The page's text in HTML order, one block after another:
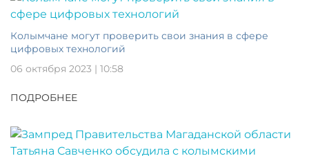
Колымчане могут проверить свои знания в сфере
цифровых технологий
06 октября 2023 | 10:58
ПОДРОБНЕЕ